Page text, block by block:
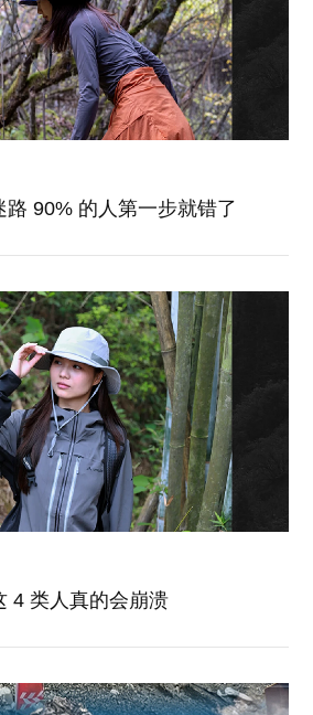
90% 的人第一步就错了
4 类人真的会崩溃